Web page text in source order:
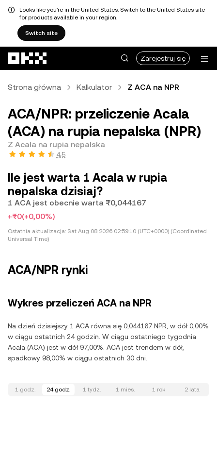
Looks like you're in the United States. Switch to the United States site
for products available in your region.
Switch site
Zarejestruj się
Strona główna Kalkulator Z ACA na NPR
ACA/NPR: przeliczenie Acala
(ACA) na rupia nepalska (NPR)
Z Acala na rupia nepalska
4,5
Ile jest warta 1 Acala w rupia
nepalska dzisiaj?
1 ACA jest obecnie warta ₨0,044167
+₨0(+0,00%)
Ostatnia aktualizacja: Sat Aug 08 2026 02:59:10 (UTC+0000) (Coordinated
Universal Time)
ACA/NPR rynki
Wykres przeliczeń ACA na NPR
Na dzień dzisiejszy 1 ACA równa się 0,044167 NPR, w dół 0,00%
w ciągu ostatnich 24 godzin. W ciągu ostatniego tygodnia
Acala (ACA) jest w dół 97,00%. ACA jest trendem w dół,
spadkowy 98,00% w ciągu ostatnich 30 dni.
1 godz. 24 godz. 1 tydz. 1 mies. 1 rok 2 lata